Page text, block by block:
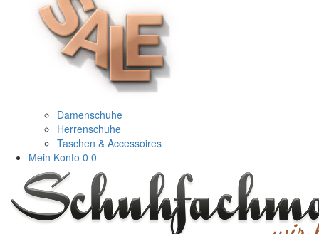
Damenschuhe
Herrenschuhe
Taschen & Accessoires
Mein Konto 0 0